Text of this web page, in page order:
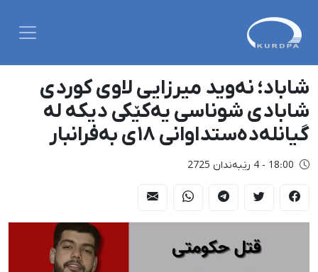
شاباد؛ نەوید میرزایی لاوی کوردی
شابادی شوناسی یەکێکی دیکە لە
گیانلەدەستداوانی ١٨ی بەفرانبار
18:00 - 4 رێبەندان 2725